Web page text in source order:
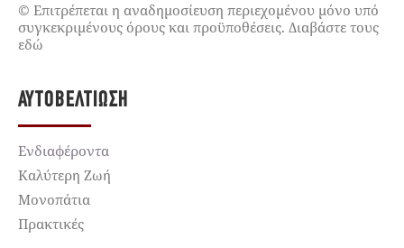
© Επιτρέπεται η αναδημοσίευση περιεχομένου μόνο υπό
συγκεκριμένους όρους και προϋποθέσεις. Διαβάστε τους
εδώ
ΑΥΤΟΒΕΛΤΊΩΣΗ
Ενδιαφέροντα
Καλύτερη Ζωή
Μονοπάτια
Πρακτικές